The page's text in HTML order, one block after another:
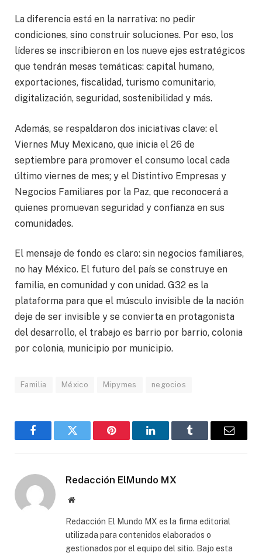
La diferencia está en la narrativa: no pedir
condiciones, sino construir soluciones. Por eso, los
líderes se inscribieron en los nueve ejes estratégicos
que tendrán mesas temáticas: capital humano,
exportaciones, fiscalidad, turismo comunitario,
digitalización, seguridad, sostenibilidad y más.
Además, se respaldaron dos iniciativas clave: el
Viernes Muy Mexicano, que inicia el 26 de
septiembre para promover el consumo local cada
último viernes de mes; y el Distintivo Empresas y
Negocios Familiares por la Paz, que reconocerá a
quienes promuevan seguridad y confianza en sus
comunidades.
El mensaje de fondo es claro: sin negocios familiares,
no hay México. El futuro del país se construye en
familia, en comunidad y con unidad. G32 es la
plataforma para que el músculo invisible de la nación
deje de ser invisible y se convierta en protagonista
del desarrollo, el trabajo es barrio por barrio, colonia
por colonia, municipio por municipio.
Familia México Mipymes negocios
FacebookGorjeo Pinterest LinkedInTumblr
Correo
Redacción ElMundo MX
Sitio
Redacción El Mundo MX es la firma editorial
utilizada para contenidos elaborados o
gestionados por el equipo del sitio. Bajo esta